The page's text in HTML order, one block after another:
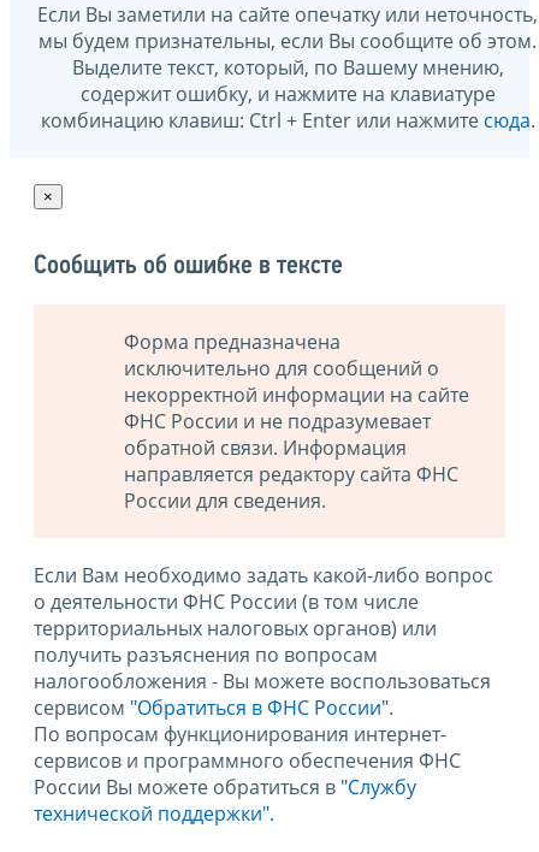
Если Вы заметили на сайте опечатку или неточность,
мы будем признательны, если Вы сообщите об этом.
Выделите текст, который, по Вашему мнению,
содержит ошибку, и нажмите на клавиатуре
комбинацию клавиш: Ctrl + Enter или нажмите сюда.
×
Сообщить об ошибке в тексте
Форма предназначена
исключительно для сообщений о
некорректной информации на сайте
ФНС России и не подразумевает
обратной связи. Информация
направляется редактору сайта ФНС
России для сведения.
Если Вам необходимо задать какой-либо вопрос
о деятельности ФНС России (в том числе
территориальных налоговых органов) или
получить разъяснения по вопросам
налогообложения - Вы можете воспользоваться
сервисом "Обратиться в ФНС России".
По вопросам функционирования интернет-
сервисов и программного обеспечения ФНС
России Вы можете обратиться в "Службу
технической поддержки".